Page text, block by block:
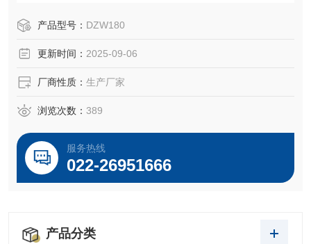
产品型号： DZW180
更新时间： 2025-09-06
厂商性质： 生产厂家
浏览次数： 389
服务热线
022-26951666
产品分类